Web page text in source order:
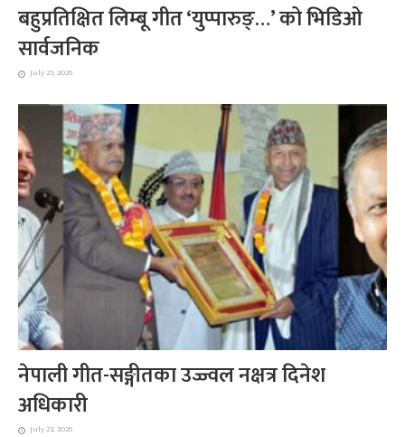
बहुप्रतिक्षित लिम्बू गीत ‘युप्पारुङ्…’ को भिडिओ
सार्वजनिक
July 25, 2026
नेपाली गीत-सङ्गीतका उज्ज्वल नक्षत्र दिनेश
अधिकारी
July 23, 2026